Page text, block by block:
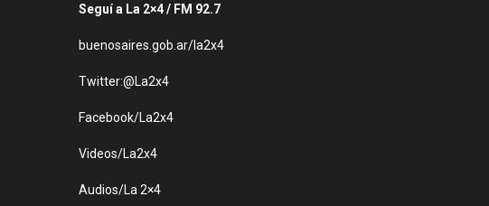
Seguí a La 2×4 / FM 92.7
buenosaires.gob.ar/la2x4
Twitter:@La2x4
Facebook/La2x4
Videos/La2x4
Audios/La 2×4